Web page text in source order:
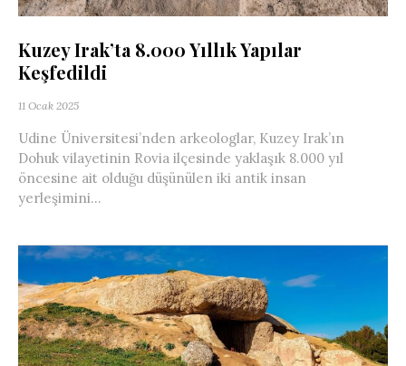
Kuzey Irak’ta 8.000 Yıllık Yapılar
Keşfedildi
11 Ocak 2025
Udine Üniversitesi’nden arkeologlar, Kuzey Irak’ın
Dohuk vilayetinin Rovia ilçesinde yaklaşık 8.000 yıl
öncesine ait olduğu düşünülen iki antik insan
yerleşimini...